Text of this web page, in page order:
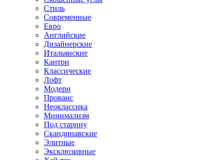
Стиль
Современные
Евро
Английские
Дизайнерские
Итальянские
Кантри
Классические
Лофт
Модерн
Прованс
Неоклассика
Минимализм
Под старину
Скандинавские
Элитные
Эксклюзивные